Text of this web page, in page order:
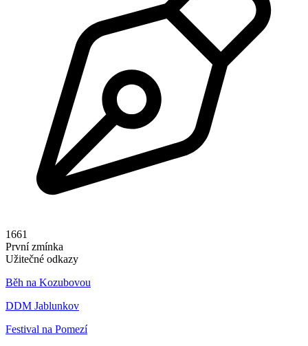
1661
První zmínka
Užitečné odkazy
Běh na Kozubovou
DDM Jablunkov
Festival na Pomezí